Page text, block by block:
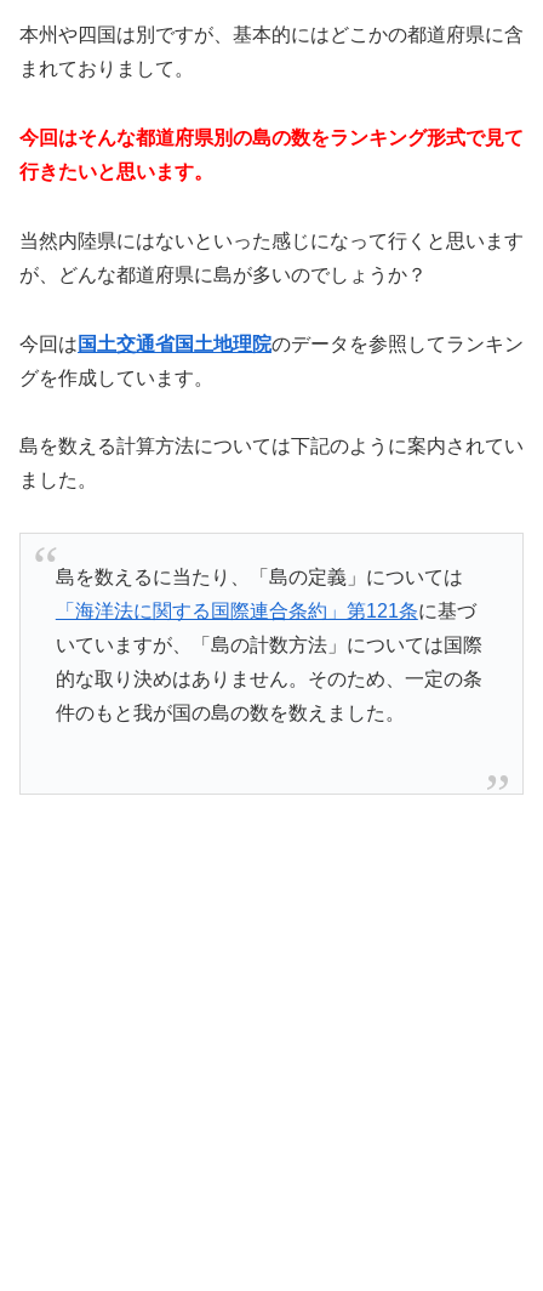
本州や四国は別ですが、基本的にはどこかの都道府県に含
まれておりまして。
今回はそんな都道府県別の島の数をランキング形式で見て
行きたいと思います。
当然内陸県にはないといった感じになって行くと思います
が、どんな都道府県に島が多いのでしょうか？
今回は 国土交通省国土地理院のデータを参照してランキン
グを作成しています。
島を数える計算方法については下記のように案内されてい
ました。
島を数えるに当たり、「島の定義」については
「海洋法に関する国際連合条約」第121条に基づ
いていますが、「島の計数方法」については国際
的な取り決めはありません。そのため、一定の条
件のもと我が国の島の数を数えました。